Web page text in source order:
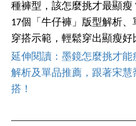
種褲型，該怎麼挑才最顯瘦
17個「牛仔褲」版型解析
穿搭示範，輕鬆穿出顯瘦好
延伸閱讀：墨鏡怎麼挑才能
解析及單品推薦，跟著宋慧
搭！